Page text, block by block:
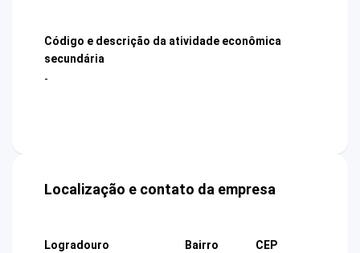
Código e descrição da atividade econômica
secundária
-
Localização e contato da empresa
Logradouro
Bairro
CEP